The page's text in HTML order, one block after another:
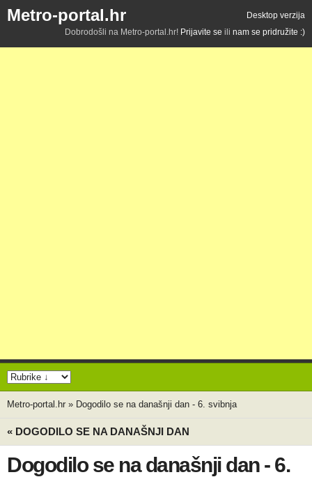
Metro-portal.hr
Desktop verzija
Dobrodošli na Metro-portal.hr! Prijavite se ili nam se pridružite :)
Metro-portal.hr » Dogodilo se na današnji dan - 6. svibnja
« DOGODILO SE NA DANAŠNJI DAN
Dogodilo se na današnji dan - 6.